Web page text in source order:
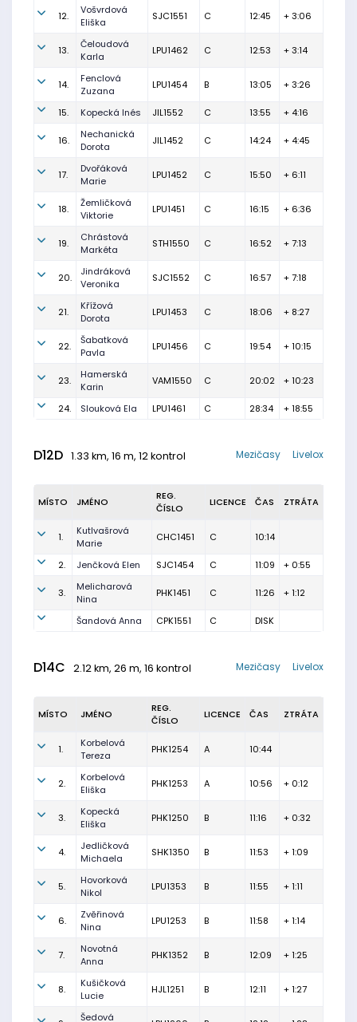
12.
Vošvrdová
Eliška
SJC1551 C 12:45 + 3:06
13.
Čeloudová
Karla
LPU1462 C 12:53 + 3:14
14.
Fenclová
Zuzana
LPU1454 B 13:05 + 3:26
15. Kopecká Inés JIL1552 C 13:55 + 4:16
16.
Nechanická
Dorota
JIL1452 C 14:24 + 4:45
17.
Dvořáková
Marie
LPU1452 C 15:50 + 6:11
18.
Žemličková
Viktorie
LPU1451 C 16:15 + 6:36
19.
Chrástová
Markéta
STH1550 C 16:52 + 7:13
20.
Jindráková
Veronika
SJC1552 C 16:57 + 7:18
21.
Křížová
Dorota
LPU1453 C 18:06 + 8:27
22.
Šabatková
Pavla
LPU1456 C 19:54 + 10:15
23.
Hamerská
Karin
VAM1550 C 20:02 + 10:23
24. Slouková Ela LPU1461 C 28:34 + 18:55
D12D 1.33 km, 16 m, 12 kontrol Livelox
Mezičasy
MÍSTO JMÉNO
REG.
ČÍSLO
LICENCE ČAS ZTRÁTA
1.
Kutlvašrová
Marie
CHC1451 C 10:14
2. Jenčková Elen SJC1454 C 11:09 + 0:55
3.
Melicharová
Nina
PHK1451 C 11:26 + 1:12
Šandová Anna CPK1551 C DISK
D14C 2.12 km, 26 m, 16 kontrol Livelox
Mezičasy
MÍSTO JMÉNO
REG.
ČÍSLO
LICENCE ČAS ZTRÁTA
1.
Korbelová
Tereza
PHK1254 A 10:44
2.
Korbelová
Eliška
PHK1253 A 10:56 + 0:12
3.
Kopecká
Eliška
PHK1250 B 11:16 + 0:32
4.
Jedličková
Michaela
SHK1350 B 11:53 + 1:09
5.
Hovorková
Nikol
LPU1353 B 11:55 + 1:11
6.
Zvěřinová
Nina
LPU1253 B 11:58 + 1:14
7.
Novotná
Anna
PHK1352 B 12:09 + 1:25
8.
Kušičková
Lucie
HJL1251 B 12:11 + 1:27
Šedová